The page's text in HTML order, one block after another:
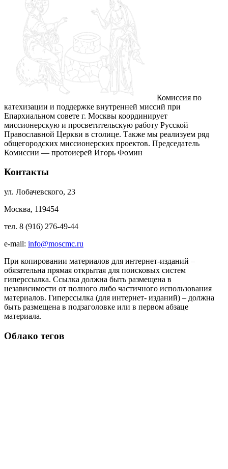
Комиссия по
катехизации и поддержке внутренней миссий при
Епархиальном совете г. Москвы координирует
миссионерскую и просветительскую работу Русской
Православной Церкви в столице. Также мы реализуем ряд
общегородских миссионерских проектов. Председатель
Комиссии — протоиерей Игорь Фомин
Контакты
ул. Лобачевского, 23
Москва, 119454
тел. 8 (916) 276-49-44
e-mail: info@moscmc.ru
При копировании материалов для интернет-изданий –
обязательна прямая открытая для поисковых систем
гиперссылка. Ссылка должна быть размещена в
независимости от полного либо частичного использования
материалов. Гиперссылка (для интернет- изданий) – должна
быть размещена в подзаголовке или в первом абзаце
материала.
Облако тегов